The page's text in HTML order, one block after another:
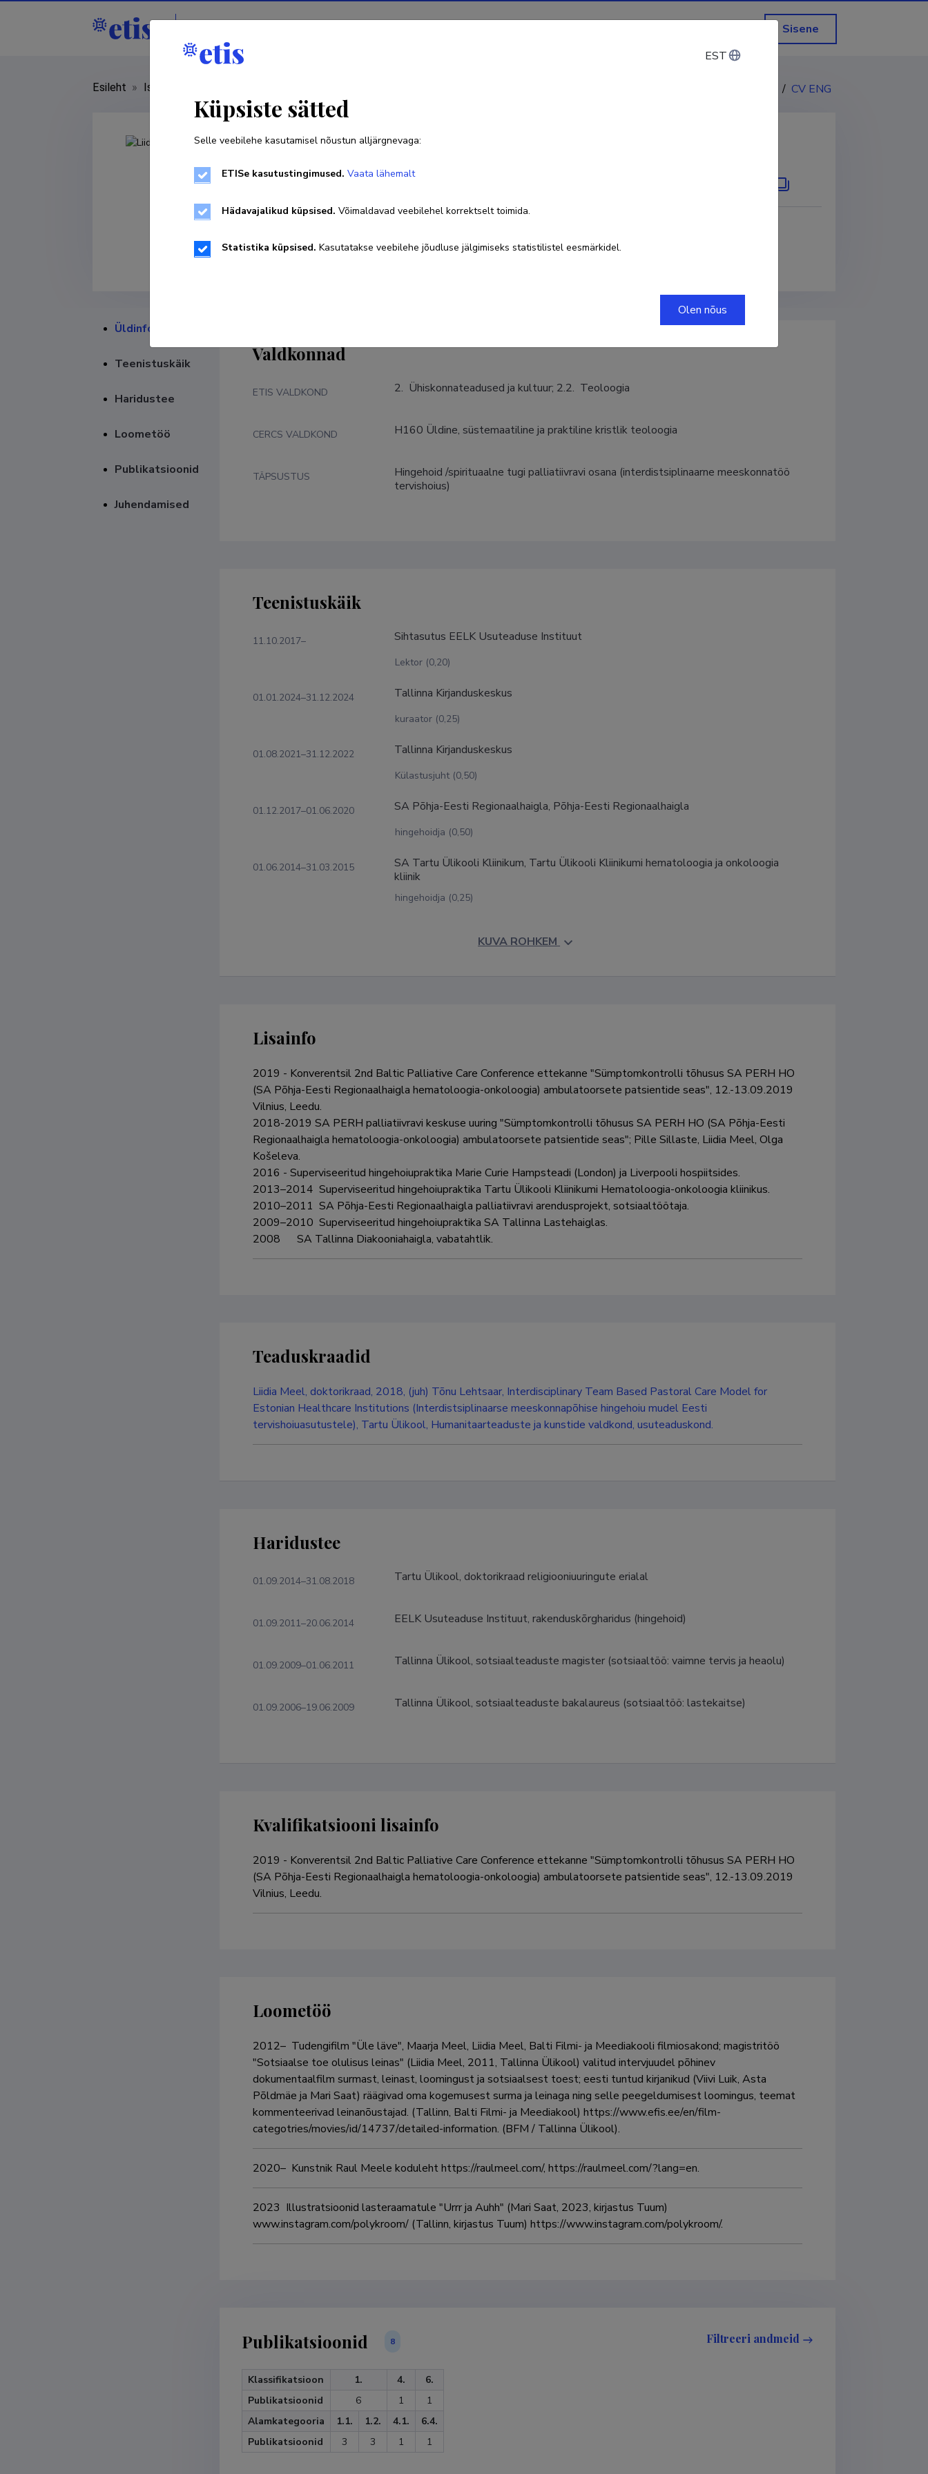
Sisene
Esileht » Isikud / CV ENG
liidia.meel@gmail.com Researcher ID AAH-8341-2019 ORCID
Üldinfo
Teenistuskäik
Haridustee
Loometöö
Publikatsioonid
Juhendamised
Valdkonnad
ETIS VALDKOND 2.  Ühiskonnateadused ja kultuur; 2.2.  Teoloogia
CERCS VALDKOND H160 Üldine, süstemaatiline ja praktiline kristlik teoloogia
TÄPSUSTUS
Hingehoid /spirituaalne tugi palliatiivravi osana (interdistsiplinaarne meeskonnatöö
tervishoius)
Teenistuskäik
11.10.2017– Sihtasutus EELK Usuteaduse Instituut
Lektor (0,20)
01.01.2024–31.12.2024 Tallinna Kirjanduskeskus
kuraator (0,25)
01.08.2021–31.12.2022 Tallinna Kirjanduskeskus
Külastusjuht (0,50)
01.12.2017–01.06.2020 SA Põhja-Eesti Regionaalhaigla, Põhja-Eesti Regionaalhaigla
hingehoidja (0,50)
01.06.2014–31.03.2015
SA Tartu Ülikooli Kliinikum, Tartu Ülikooli Kliinikumi hematoloogia ja onkoloogia
kliinik
hingehoidja (0,25)
KUVA ROHKEM
Lisainfo
2019 - Konverentsil 2nd Baltic Palliative Care Conference ettekanne "Sümptomkontrolli tõhusus SA PERH HO
(SA Põhja-Eesti Regionaalhaigla hematoloogia-onkoloogia) ambulatoorsete patsientide seas", 12.-13.09.2019
Vilnius, Leedu.
2018-2019 SA PERH palliatiivravi keskuse uuring "Sümptomkontrolli tõhusus SA PERH HO (SA Põhja-Eesti
Regionaalhaigla hematoloogia-onkoloogia) ambulatoorsete patsientide seas"; Pille Sillaste, Liidia Meel, Olga
Košeleva.
2016 - Superviseeritud hingehoiupraktika Marie Curie Hampsteadi (London) ja Liverpooli hospiitsides.
2013–2014 	Superviseeritud hingehoiupraktika Tartu Ülikooli Kliinikumi He­ma­toloogia-onkoloogia kliinikus.
2010–2011 	SA Põhja-Eesti Regionaalhaigla palliatiivravi arendusprojekt, sotsiaal­töötaja.
2009–2010 	Superviseeritud hingehoiupraktika SA Tallinna Lastehaiglas.
2008 	SA Tallinna Diakooniahaigla, vabatahtlik.
Teaduskraadid
Liidia Meel, doktorikraad, 2018, (juh) Tõnu Lehtsaar, Interdisciplinary Team Based Pastoral Care Model for
Estonian Healthcare Institutions (Interdistsiplinaarse meeskonnapõhise hingehoiu mudel Eesti
tervishoiuasutustele), Tartu Ülikool, Humanitaarteaduste ja kunstide valdkond, usuteaduskond.
Haridustee
01.09.2014–31.08.2018 Tartu Ülikool, doktorikraad religiooniuuringute erialal
01.09.2011–20.06.2014 EELK Usuteaduse Instituut, rakenduskõrgharidus (hingehoid)
01.09.2009–01.06.2011 Tallinna Ülikool, sotsiaalteaduste magister (sotsiaaltöö: vaimne tervis ja heaolu)
01.09.2006–19.06.2009 Tallinna Ülikool, sotsiaalteaduste bakalaureus (sotsiaaltöö: lastekaitse)
Kvalifikatsiooni lisainfo
2019 - Konverentsil 2nd Baltic Palliative Care Conference ettekanne "Sümptomkontrolli tõhusus SA PERH HO
(SA Põhja-Eesti Regionaalhaigla hematoloogia-onkoloogia) ambulatoorsete patsientide seas", 12.-13.09.2019
Vilnius, Leedu.
Loometöö
2012–  Tudengifilm "Üle läve", Maarja Meel, Liidia Meel, Balti Filmi- ja Meediakooli filmiosakond; magistritöö
"Sotsiaalse toe olulisus leinas" (Liidia Meel, 2011, Tallinna Ülikool) valitud intervjuudel põhinev
dokumentaalfilm surmast, leinast, loomingust ja sotsiaalsest toest; eesti tuntud kirjanikud (Viivi Luik, Asta
Põldmäe ja Mari Saat) räägivad oma kogemusest surma ja leinaga ning selle peegeldumisest loomingus, teemat
kommenteerivad leinanõustajad. (Tallinn, Balti Filmi- ja Meediakool) https://www.efis.ee/en/film-
categotries/movies/id/14737/detailed-information. (BFM / Tallinna Ülikool).
2020–  Kunstnik Raul Meele koduleht https://raulmeel.com/, https://raulmeel.com/?lang=en.
2023  Illustratsioonid lasteraamatule "Urrr ja Auhh" (Mari Saat, 2023, kirjastus Tuum)
www.instagram.com/polykroom/ (Tallinn, kirjastus Tuum) https://www.instagram.com/polykroom/.
Publikatsioonid 8 Filtreeri andmeid
Klassifikatsioon 1. 4.
6.
Publikatsioonid
6 1
1
Alamkategooria
1.1. 1.2. 4.1.
6.4.
Publikatsioonid
3 3 1 1
EST
Küpsiste sätted
Selle veebilehe kasutamisel nõustun alljärgnevaga:
ETISe kasutustingimused. Vaata lähemalt
Hädavajalikud küpsised. Võimaldavad veebilehel korrektselt toimida.
Statistika küpsised. Kasutatakse veebilehe jõudluse jälgimiseks statistilistel eesmärkidel.
Olen nõus